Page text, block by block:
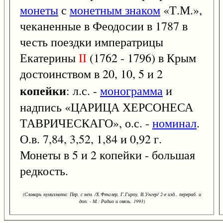
монеты с монетным знаком «Т.М.»,
чеканенные в Феодосии в 1787 в
честь поездки императрицы
ЕкатериныII (1762 - 1796) в Крым
достоинством в 20, 10, 5 и 2
копейки: л.с. - монограммаи
надпись «ЦАРИЦА ХЕРСОНЕСА
ТАВРИЧЕСКАГО», о.с. - номинал.
О.в. 7,84, 3,52, 1,84 и 0,92 г.
Монеты в 5 и 2 копейки - большая
редкость.
(Словарь нумизмата: Пер. с нем. /Х.Фенглер, Г.Гироу, В.Унгер/ 2-е изд., перераб. и
доп. - М.: Радио и связь, 1993)